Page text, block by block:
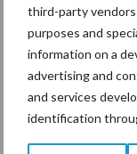
third-party
purposes and
information on a
advertising and
and services
identification
toegangskaart kan
paviljoens
De Fedecom-
Holland zijn voor de
behoud van hun